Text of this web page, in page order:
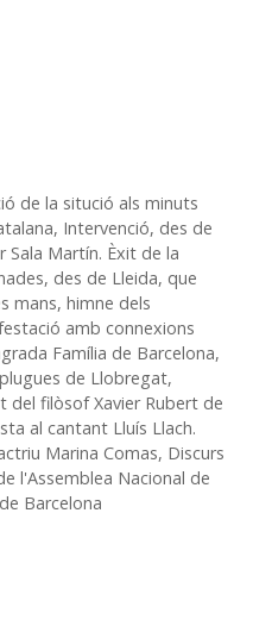
de la situció als minuts
Intervenció, des de
Sala Martín. Èxit de la
des de Lleida, que
mans, himne dels
amb connexions
Família de Barcelona,
de Llobregat,
del filòsof Xavier Rubert de
al cantant Lluís Llach.
Marina Comas, Discurs
l'Assemblea Nacional de
Barcelona